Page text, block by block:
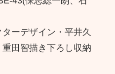
ーデザイン・平井久
田智描き下ろし収納